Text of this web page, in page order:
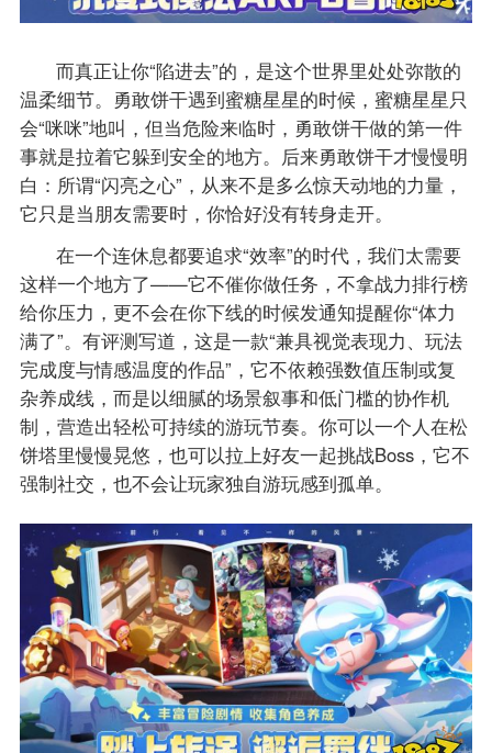
而真正让你“陷进去”的，是这个世界里处处弥散的
温柔细节。勇敢饼干遇到蜜糖星星的时候，蜜糖星星只
会“咪咪”地叫，但当危险来临时，勇敢饼干做的第一件
事就是拉着它躲到安全的地方。后来勇敢饼干才慢慢明
白：所谓“闪亮之心”，从来不是多么惊天动地的力量，
它只是当朋友需要时，你恰好没有转身走开。
在一个连休息都要追求“效率”的时代，我们太需要
这样一个地方了——它不催你做任务，不拿战力排行榜
给你压力，更不会在你下线的时候发通知提醒你“体力
满了”。有评测写道，这是一款“兼具视觉表现力、玩法
完成度与情感温度的作品”，它不依赖强数值压制或复
杂养成线，而是以细腻的场景叙事和低门槛的协作机
制，营造出轻松可持续的游玩节奏。你可以一个人在松
饼塔里慢慢晃悠，也可以拉上好友一起挑战Boss，它不
强制社交，也不会让玩家独自游玩感到孤单。